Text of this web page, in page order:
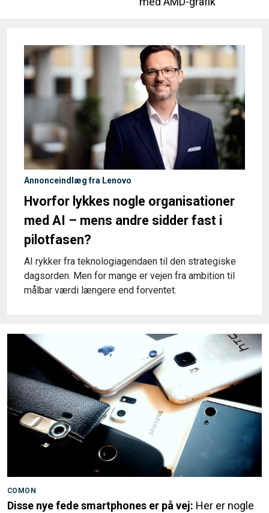
Annonceindlæg fra Lenovo
Hvorfor lykkes nogle organisationer
med AI – mens andre sidder fast i
pilotfasen?
AI rykker fra teknologiagendaen til den strategiske
dagsorden. Men for mange er vejen fra ambition til
målbar værdi længere end forventet.
COMON
Disse nye fede smartphones er på vej: Her er nogle